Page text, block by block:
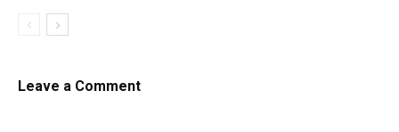
Leave a Comment